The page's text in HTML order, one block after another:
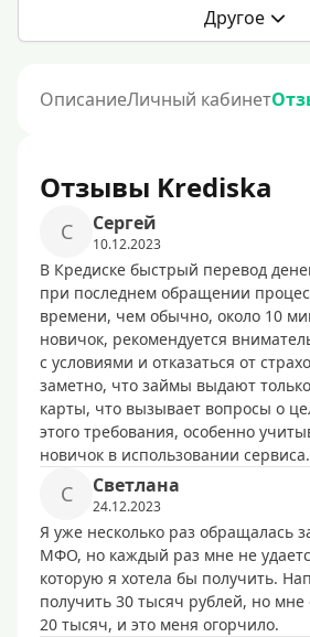
Другое
ОписаниеЛичный кабинет
Отзывы Krediska
С Сергей
10.12.2023
В Кредиске быстрый перевод
при последнем обращении
времени, чем обычно, около 10
новичок, рекомендуется
с условиями и отказаться от
заметно, что займы выдают
карты, что вызывает вопросы о
этого требования, особенно
новичок в использовании сервиса.
С Светлана
24.12.2023
Я уже несколько раз обращалась
МФО, но каждый раз мне не
которую я хотела бы получить.
получить 30 тысяч рублей, но мне
20 тысяч, и это меня огорчило.